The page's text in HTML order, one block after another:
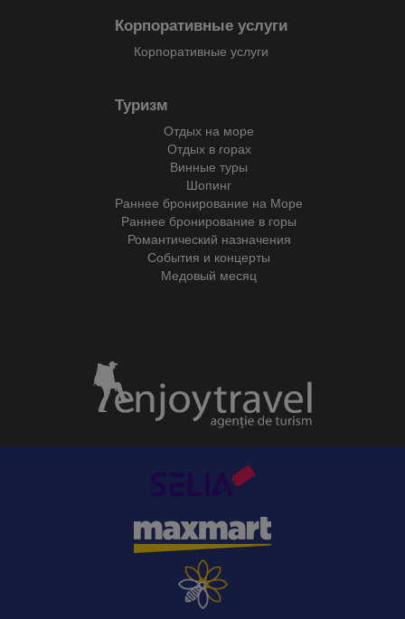
Корпоративные услуги
Корпоративные услуги
Туризм
Отдых на море
Отдых в горах
Винные туры
Шопинг
Раннее бронирование на Море
Раннее бронирование в горы
Романтический назначения
События и концерты
Медовый месяц